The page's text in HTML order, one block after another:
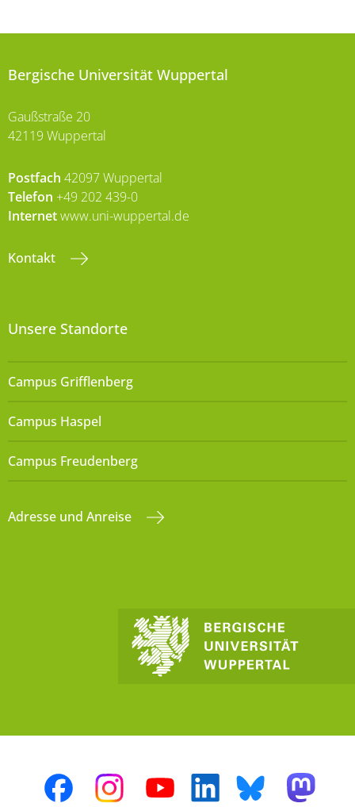
Bergische Universität Wuppertal
Gaußstraße 20
42119 Wuppertal
Postfach 42097 Wuppertal
Telefon +49 202 439-0
Internetwww.uni-wuppertal.de
Kontakt
Unsere Standorte
Campus Grifflenberg
Campus Haspel
Campus Freudenberg
Adresse und Anreise